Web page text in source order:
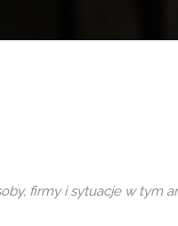
firmy i sytuacje w tym